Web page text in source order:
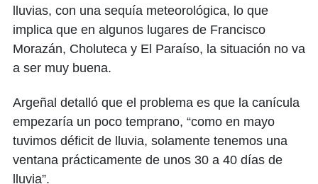
lluvias, con una sequía meteorológica, lo que
implica que en algunos lugares de Francisco
Morazán, Choluteca y El Paraíso, la situación no va
a ser muy buena.
Argeñal detalló que el problema es que la canícula
empezaría un poco temprano, “como en mayo
tuvimos déficit de lluvia, solamente tenemos una
ventana prácticamente de unos 30 a 40 días de
lluvia”.